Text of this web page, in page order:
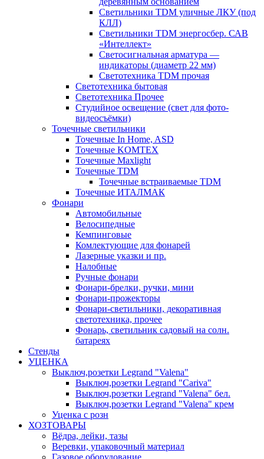
Светильники TDM уличные ЛКУ (под
КЛЛ)
Светильники TDM энергосбер. САВ
«Интеллект»
Светосигнальная арматура —
индикаторы (диаметр 22 мм)
Светотехника TDM прочая
Светотехника бытовая
Светотехника Прочее
Студийное освещение (свет для фото-
видеосъёмки)
Точечные светильники
Точечные In Home, ASD
Точечные KOMTEX
Точечные Maxlight
Точечные TDM
Точечные встраиваемые TDM
Точечные ИТАЛМАК
Фонари
Автомобильные
Велосипедные
Кемпинговые
Комлектующие для фонарей
Лазерные указки и пр.
Налобные
Ручные фонари
Фонари-брелки, ручки, мини
Фонари-прожекторы
Фонари-светильники, декоративная
светотехника, прочее
Фонарь, светильник садовый на солн.
батареях
Стенды
УЦЕНКА
Выключ,розетки Legrand "Valena"
Выключ,розетки Legrand "Cariva"
Выключ,розетки Legrand "Valena" бел.
Выключ,розетки Legrand "Valena" крем
Уценка с розн
ХОЗТОВАРЫ
Вёдра, лейки, тазы
Веревки, упаковочный материал